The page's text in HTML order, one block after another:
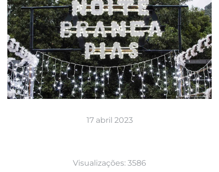
17 abril 2023
Visualizações: 3586